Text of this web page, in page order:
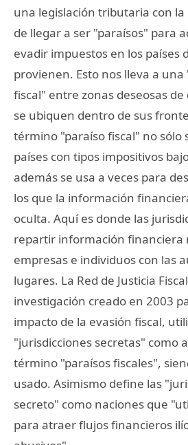
una legislación tributaria con
de llegar a ser "paraísos" para
evadir impuestos en los países
provienen. Esto nos lleva a
fiscal" entre zonas deseosas
se ubiquen dentro de sus
término "paraíso fiscal" no sólo
países con tipos impositivos
además se usa a veces para
los que la información
oculta. Aquí es donde las
repartir información financiera
empresas e individuos con las
lugares. La Red de Justicia
investigación creado en 2003
impacto de la evasión fiscal,
"jurisdicciones secretas" como
término "paraísos fiscales",
usado. Asimismo define las
secreto" como naciones que
para atraer flujos financieros